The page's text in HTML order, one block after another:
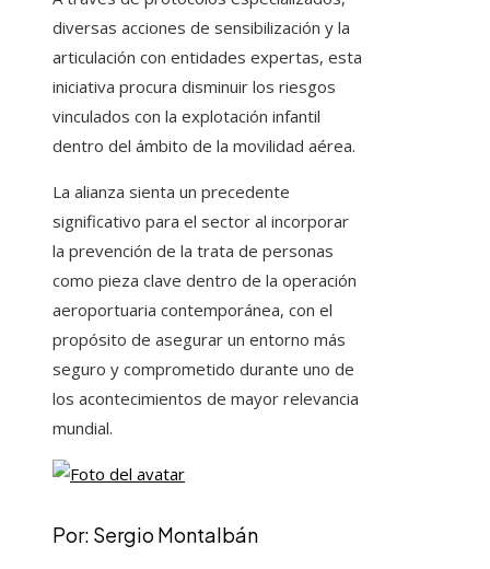
diversas acciones de sensibilización y la
articulación con entidades expertas, esta
iniciativa procura disminuir los riesgos
vinculados con la explotación infantil
dentro del ámbito de la movilidad aérea.
La alianza sienta un precedente
significativo para el sector al incorporar
la prevención de la trata de personas
como pieza clave dentro de la operación
aeroportuaria contemporánea, con el
propósito de asegurar un entorno más
seguro y comprometido durante uno de
los acontecimientos de mayor relevancia
mundial.
Por: Sergio Montalbán